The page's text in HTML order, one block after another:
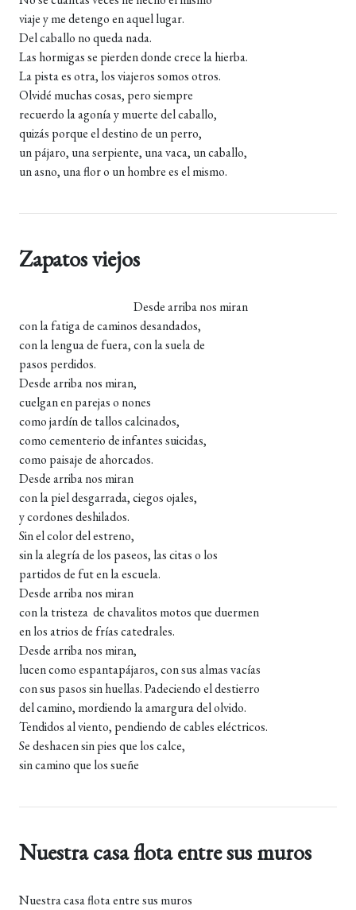
viaje y me detengo en aquel lugar.
Del caballo no queda nada.
Las hormigas se pierden donde crece la hierba.
La pista es otra, los viajeros somos otros.
Olvidé muchas cosas, pero siempre
recuerdo la agonía y muerte del caballo,
quizás porque el destino de un perro,
un pájaro, una serpiente, una vaca, un caballo,
un asno, una flor o un hombre es el mismo.
Zapatos viejos
Desde arriba nos miran
con la fatiga de caminos desandados,
con la lengua de fuera, con la suela de
pasos perdidos.
Desde arriba nos miran,
cuelgan en parejas o nones
como jardín de tallos calcinados,
como cementerio de infantes suicidas,
como paisaje de ahorcados.
Desde arriba nos miran
con la piel desgarrada, ciegos ojales,
y cordones deshilados.
Sin el color del estreno,
sin la alegría de los paseos, las citas o los
partidos de fut en la escuela.
Desde arriba nos miran
con la tristeza de chavalitos motos que duermen
en los atrios de frías catedrales.
Desde arriba nos miran,
lucen como espantapájaros, con sus almas vacías
con sus pasos sin huellas. Padeciendo el destierro
del camino, mordiendo la amargura del olvido.
Tendidos al viento, pendiendo de cables eléctricos.
Se deshacen sin pies que los calce,
sin camino que los sueñe
Nuestra casa flota entre sus muros
Nuestra casa flota entre sus muros